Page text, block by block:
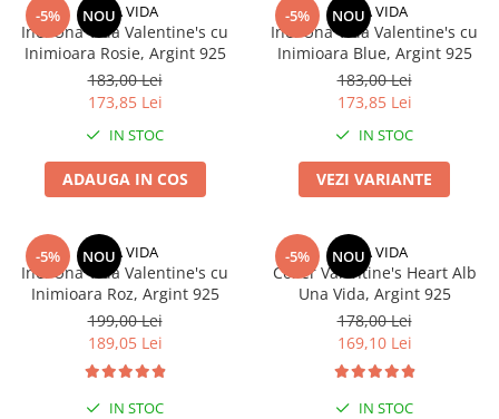
-5% NOU
UNA VIDA
Inel Una Vida Valentine's cu
Inimioara Rosie, Argint 925
183,00 Lei
173,85 Lei
IN STOC
ADAUGA IN COS
-5% NOU
UNA VIDA
Inel Una Vida Valentine's cu
Inimioara Blue, Argint 925
183,00 Lei
173,85 Lei
IN STOC
VEZI VARIANTE
-5% NOU
UNA VIDA
Inel Una Vida Valentine's cu
Inimioara Roz, Argint 925
199,00 Lei
189,05 Lei
IN STOC
-5% NOU
UNA VIDA
Colier Valentine's Heart Alb
Una Vida, Argint 925
178,00 Lei
169,10 Lei
IN STOC